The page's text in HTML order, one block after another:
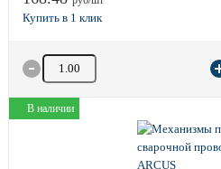
Количество товара
В наличии